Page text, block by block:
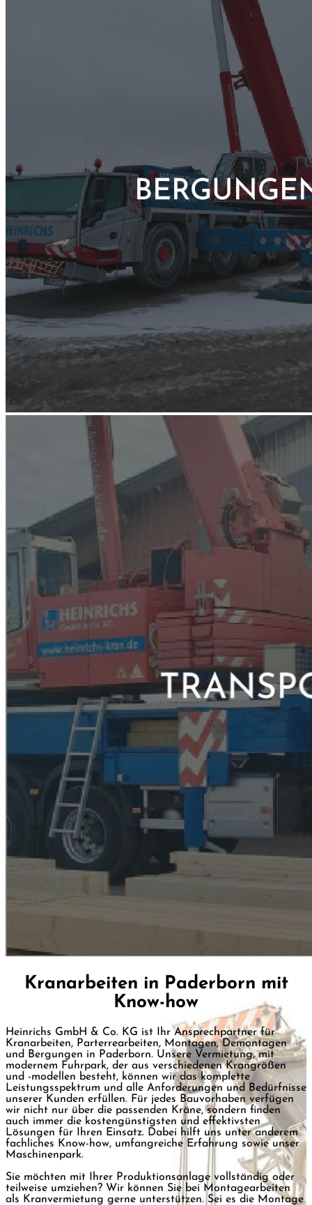
Kranarbeiten in Paderborn mit
Know-how
Heinrichs GmbH & Co. KG ist Ihr Ansprechpartner für
Kranarbeiten, Parterrearbeiten, Montagen, Demontagen
und Bergungen in Paderborn. Unsere Vermietung, mit
modernem Fuhrpark, der aus verschiedenen Krangrößen
und -modellen besteht, können wirdas komplette
Leistungsspektrum und alle Anforderungen und Bedürfnisse
unserer Kunden erfüllen. Für jedes Bauvorhaben verfügen
wir nicht nur über die passenden Kräne, sondern finden
auch immer die kostengünstigsten und effektivsten
Lösungen für Ihren Einsatz. Dabei hilft uns unter anderem
fachliches Know-how, umfangreiche Erfahrung sowie unser
Maschinenpark.
Sie möchten mit Ihrer Produktionsanlage vollständig oder
teilweise umziehen? Wir können Sie bei Montagearbeiten
als Kranvermietung gerne unterstützen. Sei es die Montage